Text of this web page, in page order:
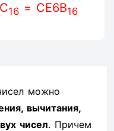
16 = CE6B16
можно
вычитания,
чисел. Причем